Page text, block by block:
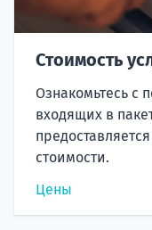
Стоимость
Ознакомьтесь с
входящих в
стоимости.
Цены